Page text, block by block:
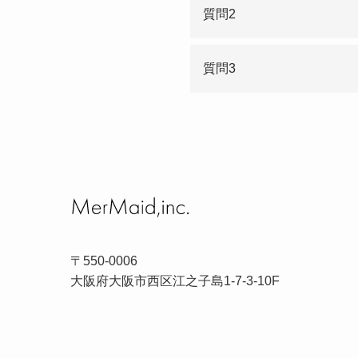
質問2
質問3
〒550-0006
大阪府大阪市西区江之子島1-7-3-10F